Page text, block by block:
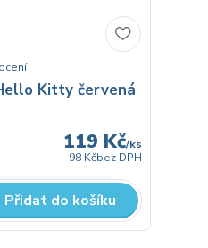
Kitty červená
119 Kč/ks
98 Kčbez DPH
Přidat do košíku